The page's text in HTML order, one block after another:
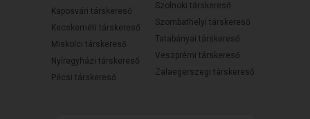
Kaposvári társkereső
Kecskeméti társkereső
Miskolci társkereső
Nyíregyházi társkereső
Pécsi társkereső
Szolnoki társkereső
Szombathelyi társkereső
Tatabányai társkereső
Veszprémi társkereső
Zalaegerszegi társkereső